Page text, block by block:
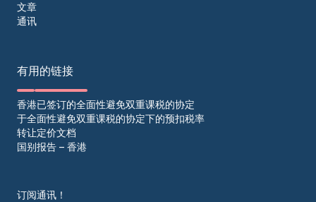
文章
通讯
有用的链接
香港已签订的全面性避免双重课税的协定
于全面性避免双重课税的协定下的预扣税率
转让定价文档
国别报告 – 香港
订阅通讯！